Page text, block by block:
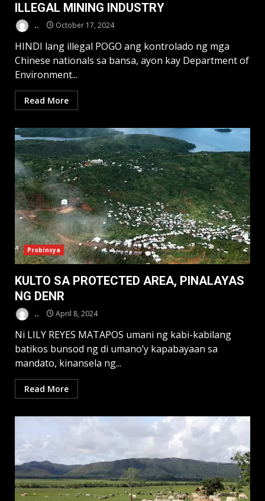
ILLEGAL MINING INDUSTRY
.. October 17, 2024
HINDI lang illegal POGO ang kontrolado ng mga
Chinese nationals sa bansa, ayon kay Department of
Environment...
Read More
Probinsya
KULTO SA PROTECTED AREA, PINALAYAS
NG DENR
.. April 8, 2024
Ni LILY REYES MATAPOS umani ng kabi-kabilang
batikos bunsod ng di umano’y kapabayaan sa
mandato, kinansela ng...
Read More